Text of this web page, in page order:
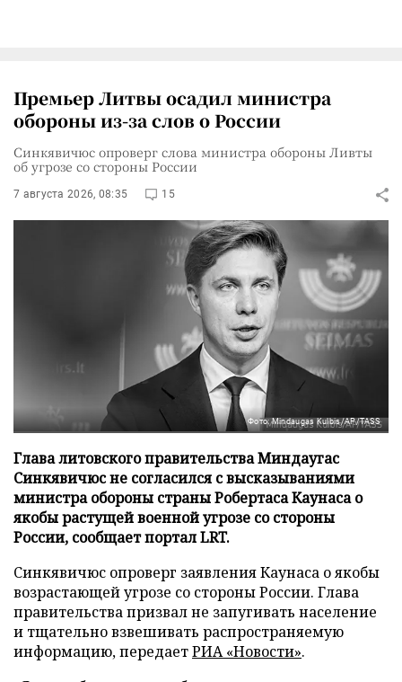
Премьер Литвы осадил министра
обороны из-за слов о России
Синкявичюс опроверг слова министра обороны Ливты
об угрозе со стороны России
7 августа 2026, 08:35 15
Фото: Mindaugas Kulbis/AP/TASS
Глава литовского правительства Миндаугас
Синкявичюс не согласился с высказываниями
министра обороны страны Робертаса Каунаса о
якобы растущей военной угрозе со стороны
России, сообщает портал LRT.
Синкявичюс опроверг заявления Каунаса о якобы
возрастающей угрозе со стороны России. Глава
правительства призвал не запугивать население
и тщательно взвешивать распространяемую
информацию, передаетРИА «Новости».